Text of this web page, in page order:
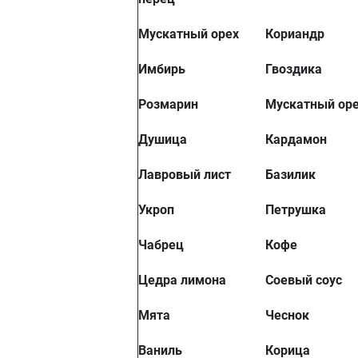
Мускатный орех Кориандр
Имбирь Гвоздика
Розмарин Мускатный
Душица Кардамон
Лавровый лист Базилик
Укроп Петрушка
Чабрец Кофе
Цедра лимона Соевый соус
Мята Чеснок
Ваниль Корица